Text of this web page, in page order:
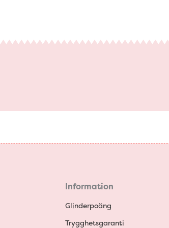
Information
Glinderpoäng
Trygghetsgaranti